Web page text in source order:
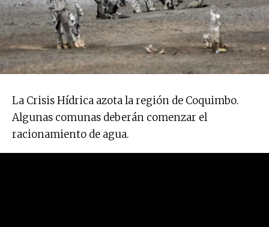
La Crisis Hídrica azota la región de Coquimbo.
Algunas comunas deberán comenzar el
racionamiento de agua.